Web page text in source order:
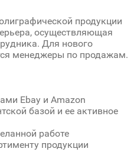
продукции
осуществляющая
Для нового
менеджеры по продажам.
Ebay и Amazon
базой и ее активное
работе
продукции